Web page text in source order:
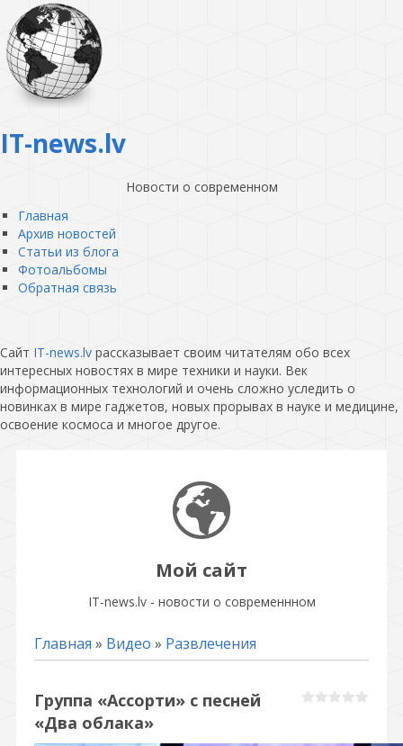
IT-news.lv
Новости о современном
Главная
Архив новостей
Статьи из блога
Фотоальбомы
Обратная связь
Сайт IT-news.lv рассказывает своим читателям обо всех
интересных новостях в мире техники и науки. Век
информационных технологий и очень сложно уследить о
новинках в мире гаджетов, новых прорывах в науке и медицине,
освоение космоса и многое другое.
Мой сайт
IT-news.lv - новости о современнном
Главная » Видео » Развлечения
Группа «Ассорти» с песней
«Два облака»